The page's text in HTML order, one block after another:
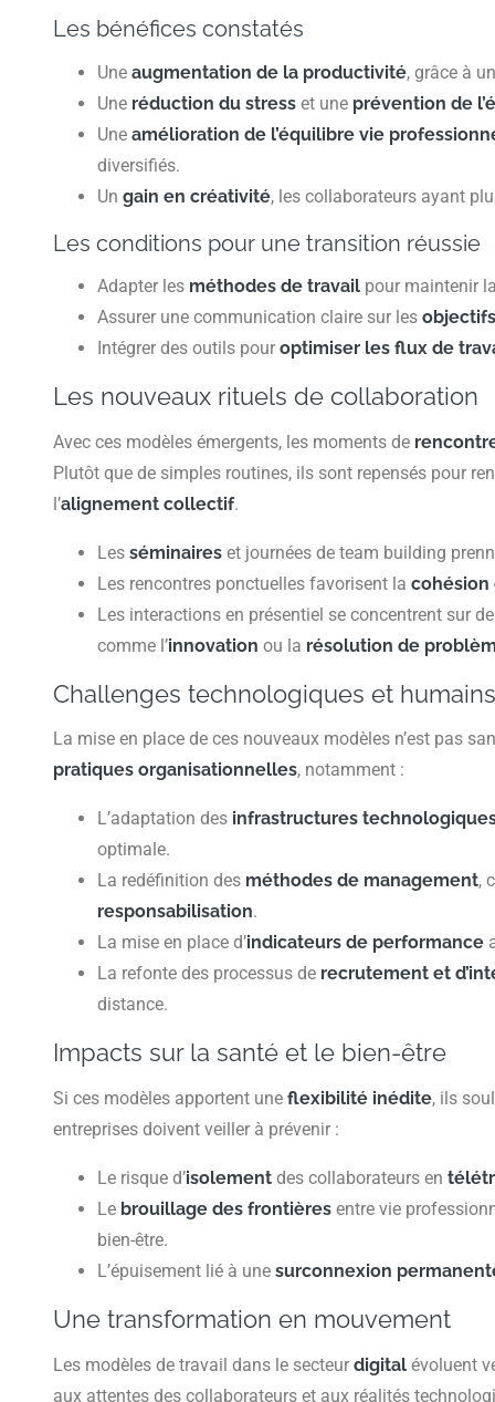
Les bénéfices constatés
Uneaugmentation de la productivité, grâce à
Une réduction du stress et une prévention de
Uneamélioration de l’équilibre vie
diversifiés.
Ungain en créativité, les collaborateurs ayant
Les conditions pour une transition réussie
Adapter les méthodes de travail pour maintenir
Assurer une communication claire sur les
Intégrer des outils pouroptimiser les flux de
Les nouveaux rituels de collaboration
Avec ces modèles émergents, les moments de
Plutôt que de simples routines, ils sont repensés pour
l’alignement collectif.
Lesséminaires et journées de team building
Les rencontres ponctuelles favorisent lacohésion
Les interactions en présentiel se concentrent sur
comme l’innovation ou la résolution de
Challenges technologiques et
La mise en place de ces nouveaux modèles n’est pas
pratiques organisationnelles, notamment :
L’adaptation des infrastructures
optimale.
La redéfinition des méthodes de management,
responsabilisation.
La mise en place d’indicateurs de performance
La refonte des processus de recrutement et
distance.
Impacts sur la santé et le bien-être
Si ces modèles apportent uneflexibilité inédite, ils
entreprises doivent veiller à prévenir :
Le risque d’isolement des collaborateurs en
Le brouillage des frontières entre vie
bien-être.
L’épuisement lié à unesurconnexion
Une transformation en mouvement
Les modèles de travail dans le secteurdigital évoluent
aux attentes des collaborateurs et aux réalités